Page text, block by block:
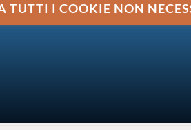
I COOKIE NON